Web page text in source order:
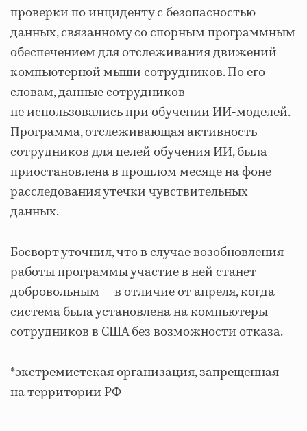
проверки по инциденту с безопасностью
данных, связанному со спорным программным
обеспечением для отслеживания движений
компьютерной мыши сотрудников. По его
словам, данные сотрудников
не использовались при обучении ИИ-моделей.
Программа, отслеживающая активность
сотрудников для целей обучения ИИ, была
приостановлена в прошлом месяце на фоне
расследования утечки чувствительных
данных.
Босворт уточнил, что в случае возобновления
работы программы участие в ней станет
добровольным — в отличие от апреля, когда
система была установлена на компьютеры
сотрудников в США без возможности отказа.
*экстремистская организация, запрещенная
на территории РФ